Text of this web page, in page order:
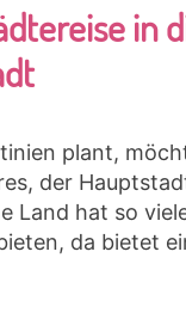
in
plant,
der
Land hat so
da bietet